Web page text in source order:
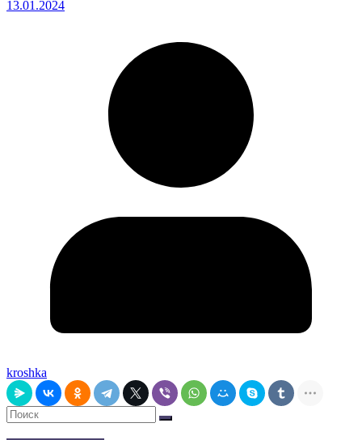
13.01.2024
kroshka